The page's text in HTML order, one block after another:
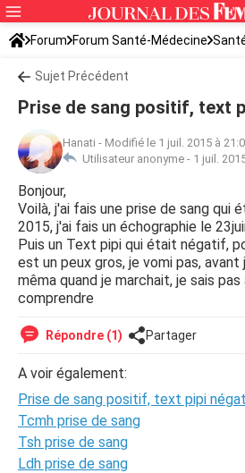
Forum Forum Santé-Médecine
Sujet Précédent
Prise de sang positif, text
Hanati - Modifié le 1 juil. 2015 à
Utilisateur anonyme - 1 juil.
Bonjour,
Voilà, j'ai fais une prise de sang qui
2015, j'ai fais un échographie le
Puis un Text pipi qui était négatif,
est un peux gros, je vomi pas, avant
mêma quand je marchait, je sais pas
comprendre
Répondre (1) Partager
A voir également:
Prise de sang positif, text pipi
Tcmh prise de sang
Tsh prise de sang
Ldh prise de sang